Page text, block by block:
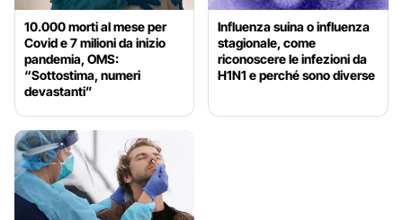
10.000 morti al mese per
Covid e 7 milioni da inizio
pandemia, OMS:
“Sottostima, numeri
devastanti”
Influenza suina o influenza
stagionale, come
riconoscere le infezioni da
H1N1 e perché sono diverse